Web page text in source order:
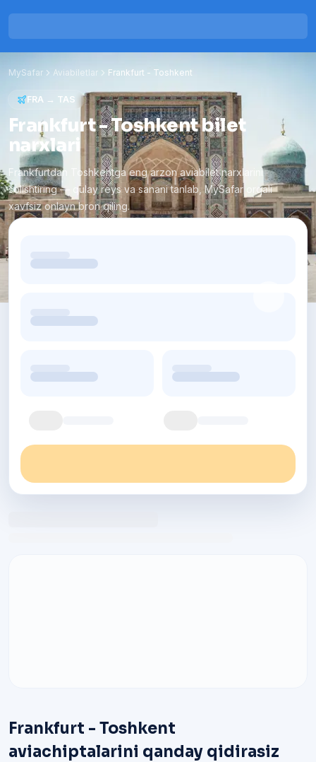
MySafar Aviabiletlar Frankfurt - Toshkent
FRA → TAS
Frankfurt - Toshkent bilet
narxlari
Frankfurtdan Toshkentga eng arzon aviabilet narxlarini
solishtiring — qulay reys va sanani tanlab, MySafar orqali
xavfsiz onlayn bron qiling.
Frankfurt - Toshkent
aviachiptalarini qanday qidirasiz